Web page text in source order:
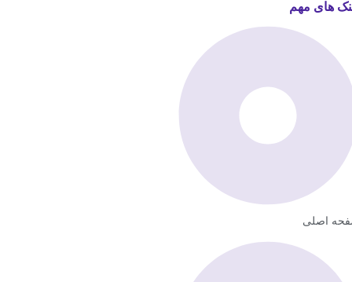
های مهم
اصلی